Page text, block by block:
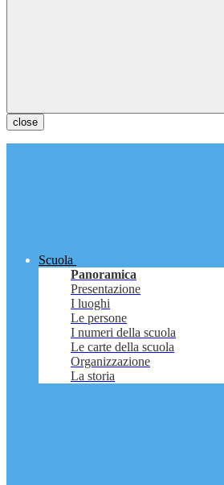
close
Scuola
Panoramica
Presentazione
I luoghi
Le persone
I numeri della scuola
Le carte della scuola
Organizzazione
La storia